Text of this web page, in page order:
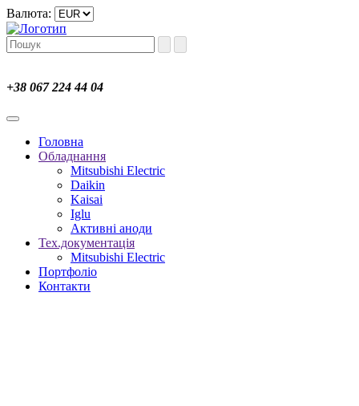
Валюта:
+38 067 224 44 04
Головна
Обладнання
Mitsubishi Electric
Daikin
Kaisai
Iglu
Активні аноди
Тех.документація
Mitsubishi Electric
Портфоліо
Контакти